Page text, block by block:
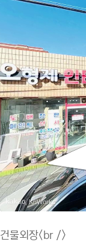
, KnWorks
건물외장<br />